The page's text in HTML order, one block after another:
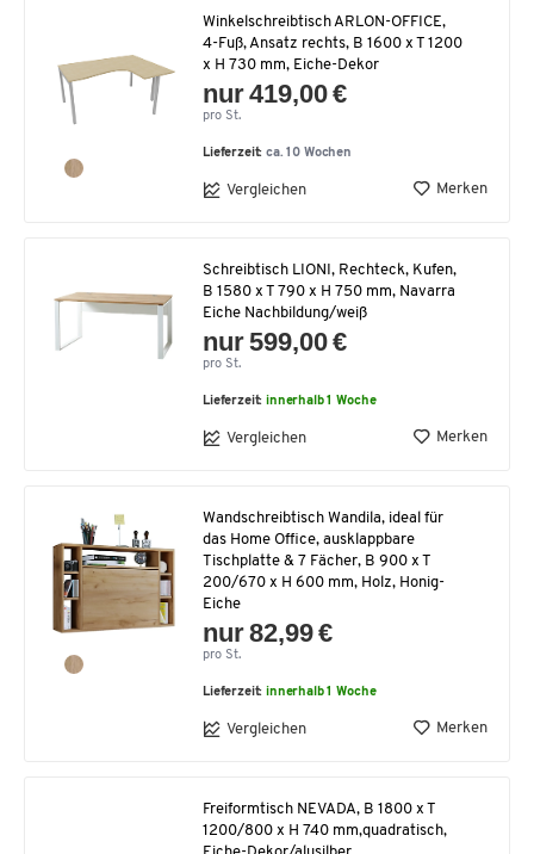
Winkelschreibtisch ARLON-OFFICE,
4-Fuß, Ansatz rechts, B 1600 x T 1200
x H 730 mm, Eiche-Dekor
nur 419,00 €
pro St.
Lieferzeit:ca. 10 Wochen
Vergleichen Merken
Schreibtisch LIONI, Rechteck, Kufen,
B 1580 x T 790 x H 750 mm, Navarra
Eiche Nachbildung/weiß
nur 599,00 €
pro St.
Lieferzeit:innerhalb 1 Woche
Vergleichen Merken
Wandschreibtisch Wandila, ideal für
das Home Office, ausklappbare
Tischplatte & 7 Fächer, B 900 x T
200/670 x H 600 mm, Holz, Honig-
Eiche
nur 82,99 €
pro St.
Lieferzeit:innerhalb 1 Woche
Vergleichen Merken
Freiformtisch NEVADA, B 1800 x T
1200/800 x H 740 mm,quadratisch,